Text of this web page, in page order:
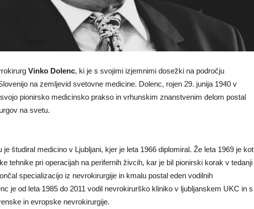
Vinko Dolenc, ki je s svojimi izjemnimi dosežki na področju
na zemljevid svetovne medicine. Dolenc, rojen 29. junija 1940 v
pionirsko medicinsko prakso in vrhunskim znanstvenim delom postal
na svetu.
je študiral medicino v Ljubljani, kjer je leta 1966 diplomiral. Že leta 1969 je kot
tehnike pri operacijah na perifernih živcih, kar je bil pionirski korak v tedanji
specializacijo iz nevrokirurgije in kmalu postal eden vodilnih
je od leta 1985 do 2011 vodil nevrokirurško kliniko v ljubljanskem UKC in s
in evropske nevrokirurgije.